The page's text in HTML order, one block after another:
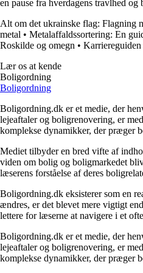
en pause fra hverdagens travlhed
Alt om det ukrainske flag: Flagning
metal • Metalaffaldssortering: En
Roskilde og omegn •
Lær os at kende
Boligordning
Boligordning
Boligordning.dk er et medie, der
lejeaftaler og boligrenovering, er
komplekse dynamikker, der præger
Mediet tilbyder en bred vifte af
viden om bolig og boligmarkedet
læserens forståelse af deres
Boligordning.dk eksisterer som en
ændres, er det blevet mere vigtigt
lettere for læserne at navigere i et
Boligordning.dk er et medie, der
lejeaftaler og boligrenovering, er
komplekse dynamikker, der præger